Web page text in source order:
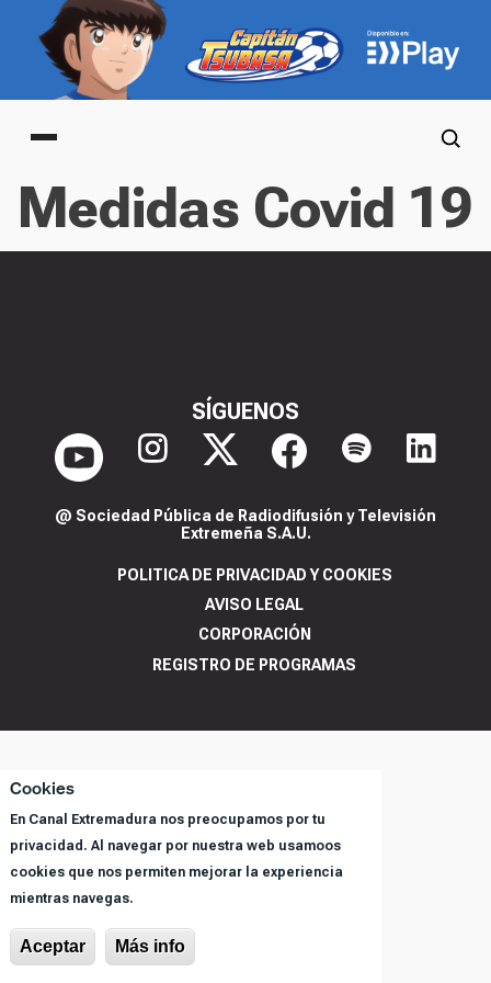
Cookies
En Canal Extremadura nos preocupamos por tu
privacidad. Al navegar por nuestra web usamoos
cookies que nos permiten mejorar la experiencia
mientras navegas.
Aceptar Más info
Main menu
Medidas Covid 19
SÍGUENOS
@ Sociedad Pública de Radiodifusión y Televisión
Extremeña S.A.U.
POLITICA DE PRIVACIDAD Y COOKIES
AVISO LEGAL
CORPORACIÓN
REGISTRO DE PROGRAMAS